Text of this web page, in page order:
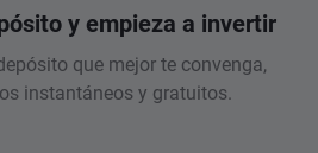
y empieza a invertir
que mejor te convenga,
instantáneos y gratuitos.